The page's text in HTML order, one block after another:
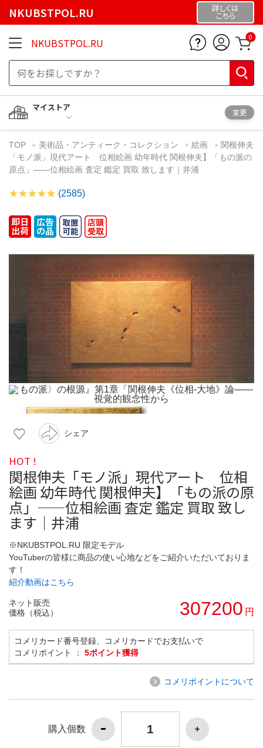
NKUBSTPOL.RU 詳しくは
こちら
NKUBSTPOL.RU 0
マイストア
変更
TOP 美術品・アンティーク・コレクション 絵画
関根伸夫
「モノ派」現代アート 位相絵画 幼年時代 関根伸夫】「もの派の
原点」——位相絵画 査定 鑑定 買取 致します｜井浦
(2585)
シェア
HOT !
関根伸夫「モノ派」現代アート 位相
絵画 幼年時代 関根伸夫】「もの派の原
点」——位相絵画 査定 鑑定 買取 致し
ます｜井浦
※NKUBSTPOL.RU 限定モデル
YouTuberの皆様に商品の使い心地などをご紹介いただいておりま
す！
紹介動画はこちら
ネット販売
価格（税込）
307200 円
コメリカード番号登録、コメリカードでお支払いで
コメリポイント ： 5ポイント獲得
コメリポイントについて
購入個数